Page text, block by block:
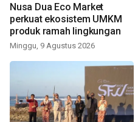
Nusa Dua Eco Market
perkuat ekosistem UMKM
produk ramah lingkungan
Minggu, 9 Agustus 2026